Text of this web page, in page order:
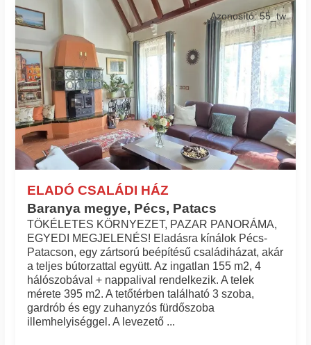
ELADÓ CSALÁDI HÁZ
Baranya megye, Pécs, Patacs
Azonosító: 55_tw
TÖKÉLETES KÖRNYEZET, PAZAR PANORÁMA,
EGYEDI MEGJELENÉS! Eladásra kínálok Pécs-
Patacson, egy zártsorú beépítésű családiházat, akár
a teljes bútorzattal együtt. Az ingatlan 155 m2, 4
hálószobával + nappalival rendelkezik. A telek
mérete 395 m2. A tetőtérben található 3 szoba,
gardrób és egy zuhanyzós fürdőszoba
illemhelyiséggel. A levezető ...